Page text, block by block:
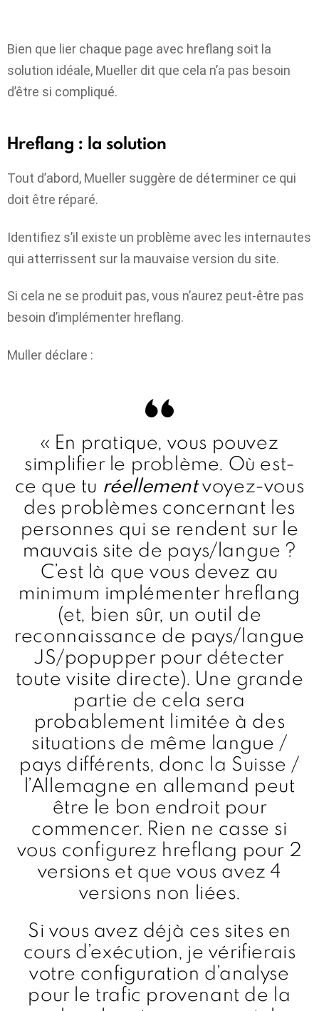
Bien que lier chaque page avec hreflang soit la
solution idéale, Mueller dit que cela n’a pas besoin
d’être si compliqué.
Hreflang : la solution
Tout d’abord, Mueller suggère de déterminer ce qui
doit être réparé.
Identifiez s’il existe un problème avec les internautes
qui atterrissent sur la mauvaise version du site.
Si cela ne se produit pas, vous n’aurez peut-être pas
besoin d’implémenter hreflang.
Muller déclare :
« En pratique, vous pouvez
simplifier le problème. Où est-
ce que tu réellementvoyez-vous
des problèmes concernant les
personnes qui se rendent sur le
mauvais site de pays/langue ?
C’est là que vous devez au
minimum implémenter hreflang
(et, bien sûr, un outil de
reconnaissance de pays/langue
JS/popupper pour détecter
toute visite directe). Une grande
partie de cela sera
probablement limitée à des
situations de même langue /
pays différents, donc la Suisse /
l’Allemagne en allemand peut
être le bon endroit pour
commencer. Rien ne casse si
vous configurez hreflang pour 2
versions et que vous avez 4
versions non liées.
Si vous avez déjà ces sites en
cours d’exécution, je vérifierais
votre configuration d’analyse
pour le trafic provenant de la